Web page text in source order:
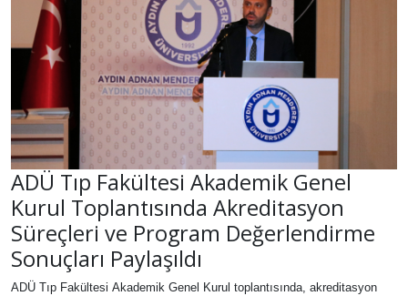
ADÜ Tıp Fakültesi Akademik Genel
Kurul Toplantısında Akreditasyon
Süreçleri ve Program Değerlendirme
Sonuçları Paylaşıldı
ADÜ Tıp Fakültesi Akademik Genel Kurul toplantısında, akreditasyon